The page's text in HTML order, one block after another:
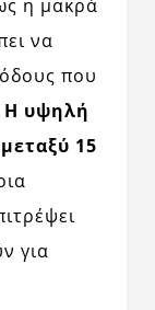
η μακρά
να
που
Η υψηλή
15
για